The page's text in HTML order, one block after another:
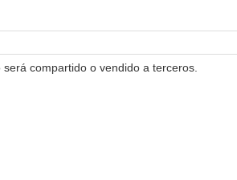
compartido o vendido a terceros.